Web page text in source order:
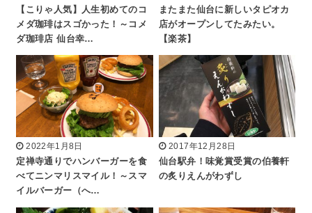
【こりゃ人気】人生初めてのコ
メダ珈琲はスゴかった！～コメ
ダ珈琲店 仙台幸…
またまた仙台に新しいタピオカ
店がオープンしてたみたい。
【楽茶】
2022年1月8日
定禅寺通りでハンバーガーを食
べてニンマリスマイル！～スマ
イルバーガー（へ…
2017年12月28日
仙台駅弁！味覚賞受賞の伯養軒
の炙りえんがわずし